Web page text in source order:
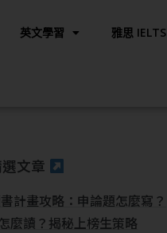
英文學習 雅思 IELTS
文章
計畫攻略：申論題怎麼寫？
麼讀？揭秘上榜生策略